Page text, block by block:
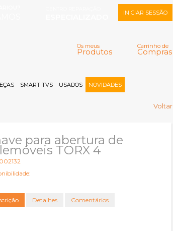
Carrinho de
Compras
Os meus
Produtos
INICIAR SESSÃO
Memorizar
Registar |
SMART TVS USADOS NOVIDADES
Voltar
para abertura de
TORX 4
Detalhes Comentários